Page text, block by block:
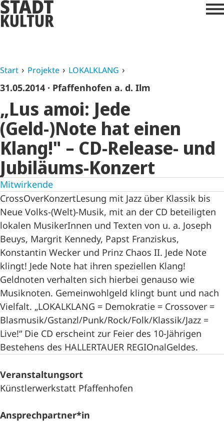
Start Projekte LOKALKLANG
31.05.2014 · Pfaffenhofen a. d. Ilm
„Lus amoi: Jede
(Geld-)Note hat einen
Klang!" – CD-Release- und
Jubiläums-Konzert
Mitwirkende
CrossOverKonzertLesung mit Jazz über Klassik bis
Neue Volks-(Welt)-Musik, mit an der CD beteiligten
lokalen MusikerInnen und Texten von u. a. Joseph
Beuys, Margrit Kennedy, Papst Franziskus,
Konstantin Wecker und Prinz Chaos II. Jede Note
klingt! Jede Note hat ihren speziellen Klang!
Geldnoten verhalten sich hierbei genauso wie
Musiknoten. Gemeinwohlgeld klingt bunt und nach
Vielfalt. „LOKALKLANG = Demokratie = Crossover =
Blasmusik/Gstanzl/Punk/Rock/Folk/Klassik/Jazz =
Live!“ Die CD erscheint zur Feier des 10-Jährigen
Bestehens des HALLERTAUER REGIOnalGeldes.
Veranstaltungsort
Künstlerwerkstatt Pfaffenhofen
Ansprechpartner*in